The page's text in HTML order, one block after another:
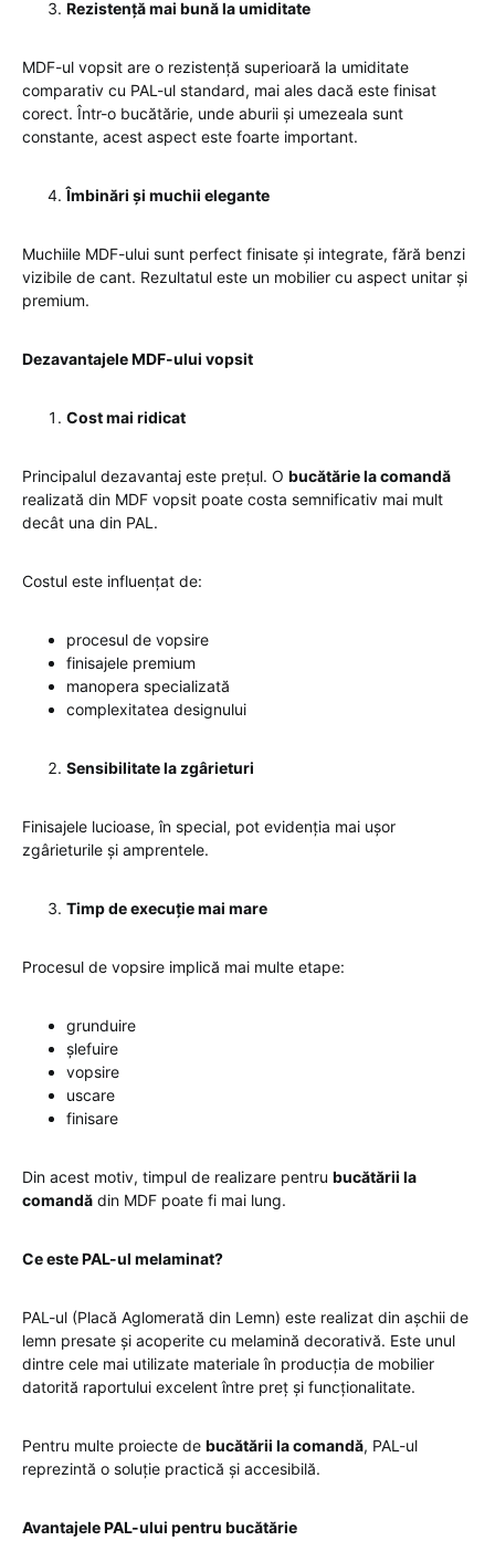
Rezistență mai bună la umiditate
MDF-ul vopsit are o rezistență superioară la umiditate
comparativ cu PAL-ul standard, mai ales dacă este finisat
corect. Într-o bucătărie, unde aburii și umezeala sunt
constante, acest aspect este foarte important.
Îmbinări și muchii elegante
Muchiile MDF-ului sunt perfect finisate și integrate, fără benzi
vizibile de cant. Rezultatul este un mobilier cu aspect unitar și
premium.
Dezavantajele MDF-ului vopsit
Cost mai ridicat
Principalul dezavantaj este prețul. O bucătărie la comandă
realizată din MDF vopsit poate costa semnificativ mai mult
decât una din PAL.
Costul este influențat de:
procesul de vopsire
finisajele premium
manopera specializată
complexitatea designului
Sensibilitate la zgârieturi
Finisajele lucioase, în special, pot evidenția mai ușor
zgârieturile și amprentele.
Timp de execuție mai mare
Procesul de vopsire implică mai multe etape:
grunduire
șlefuire
vopsire
uscare
finisare
Din acest motiv, timpul de realizare pentru bucătării la
comandă din MDF poate fi mai lung.
Ce este PAL-ul melaminat?
PAL-ul (Placă Aglomerată din Lemn) este realizat din așchii de
lemn presate și acoperite cu melamină decorativă. Este unul
dintre cele mai utilizate materiale în producția de mobilier
datorită raportului excelent între preț și funcționalitate.
Pentru multe proiecte de bucătării la comandă, PAL-ul
reprezintă o soluție practică și accesibilă.
Avantajele PAL-ului pentru bucătărie